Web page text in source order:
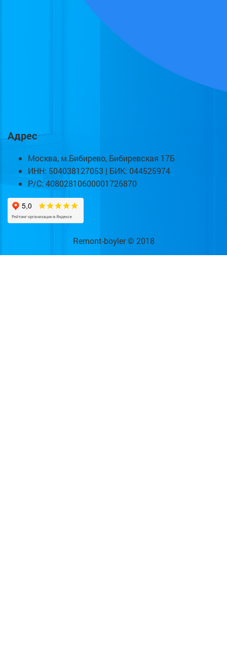
Адрес
Москва, м.Бибирево, Бибиревская 17Б
ИНН: 504038127053 | БИК: 044525974
Р/С: 40802810600001726870
Remont-boyler © 2018